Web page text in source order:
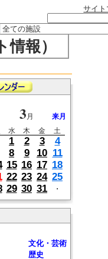
サイ
報）
3 月
来月
水 木 金
土
1 2 3
4
8 9 10 11
15 16 17 18
22 23 24 25
29 30 31 ・
文化・芸術
歴史